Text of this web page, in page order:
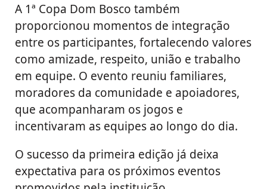
A 1ª Copa Dom Bosco também
proporcionou momentos de integração
entre os participantes, fortalecendo valores
como amizade, respeito, união e trabalho
em equipe. O evento reuniu familiares,
moradores da comunidade e apoiadores,
que acompanharam os jogos e
incentivaram as equipes ao longo do dia.
O sucesso da primeira edição já deixa
expectativa para os próximos eventos